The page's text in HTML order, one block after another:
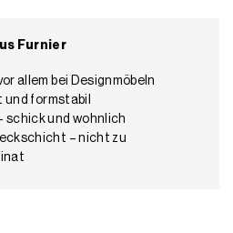
Furnier
allem bei Designmöbeln
und formstabil
schick und wohnlich
– nicht zu